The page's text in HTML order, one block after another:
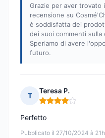
Grazie per aver trovato
recensione su
è soddisfatta dei
dei suoi commenti
Speriamo di avere
futuro.
T
Teresa P.
Nota: 4 su 5
Pubblicato il 27/10/2024 à
Perfetto